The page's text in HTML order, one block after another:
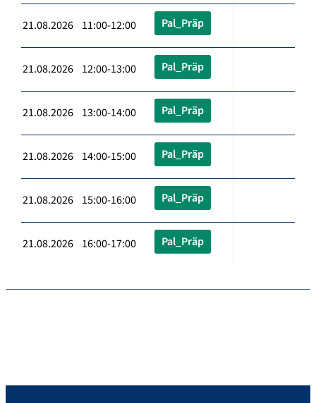
21.08.2026 11:00-12:00 Pal_Präp
21.08.2026 12:00-13:00 Pal_Präp
21.08.2026 13:00-14:00 Pal_Präp
21.08.2026 14:00-15:00 Pal_Präp
21.08.2026 15:00-16:00 Pal_Präp
21.08.2026 16:00-17:00 Pal_Präp